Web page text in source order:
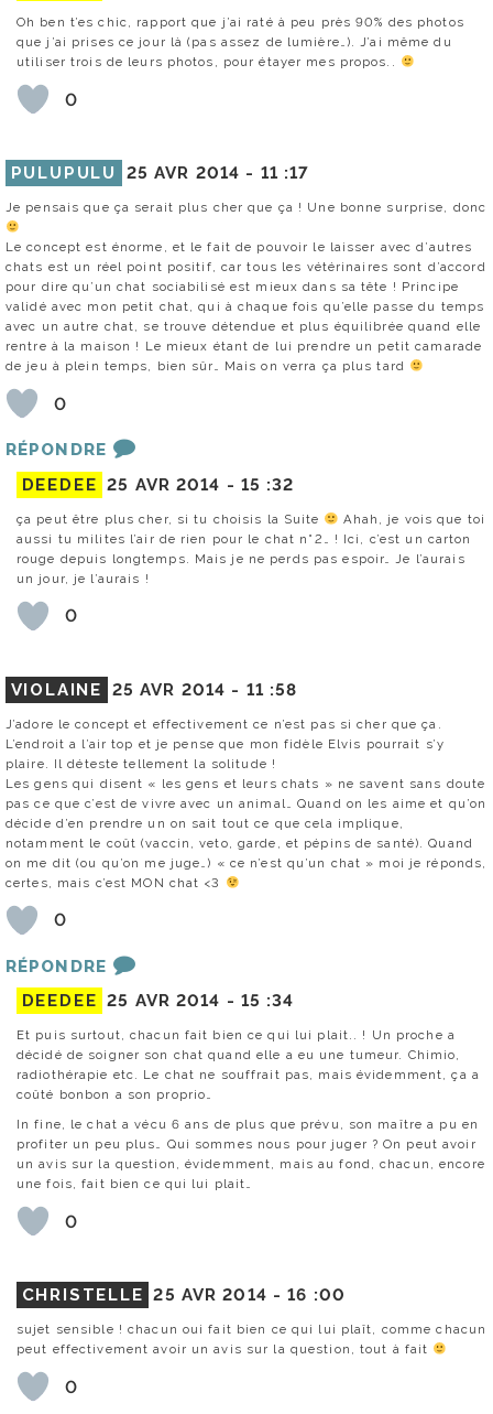
Oh ben t’es chic, rapport que j’ai raté à peu près 90% des photos
que j’ai prises ce jour là (pas assez de lumière…). J’ai même du
utiliser trois de leurs photos, pour étayer mes propos..
0
PULUPULU 25 AVR 2014 - 11 :17
Je pensais que ça serait plus cher que ça ! Une bonne surprise, donc
Le concept est énorme, et le fait de pouvoir le laisser avec d’autres
chats est un réel point positif, car tous les vétérinaires sont d’accord
pour dire qu’un chat sociabilisé est mieux dans sa tête ! Principe
validé avec mon petit chat, qui à chaque fois qu’elle passe du temps
avec un autre chat, se trouve détendue et plus équilibrée quand elle
rentre à la maison ! Le mieux étant de lui prendre un petit camarade
de jeu à plein temps, bien sûr… Mais on verra ça plus tard
0
RÉPONDRE
DEEDEE 25 AVR 2014 - 15 :32
ça peut être plus cher, si tu choisis la Suite
Ahah, je vois que toi
aussi tu milites l’air de rien pour le chat n°2… ! Ici, c’est un carton
rouge depuis longtemps. Mais je ne perds pas espoir… Je l’aurais
un jour, je l’aurais !
0
VIOLAINE 25 AVR 2014 - 11 :58
J’adore le concept et effectivement ce n’est pas si cher que ça.
L’endroit a l’air top et je pense que mon fidèle Elvis pourrait s’y
plaire. Il déteste tellement la solitude !
Les gens qui disent « les gens et leurs chats » ne savent sans doute
pas ce que c’est de vivre avec un animal… Quand on les aime et qu’on
décide d’en prendre un on sait tout ce que cela implique,
notamment le coût (vaccin, veto, garde, et pépins de santé). Quand
on me dit (ou qu’on me juge…) « ce n’est qu’un chat » moi je réponds,
certes, mais c’est MON chat <3
0
RÉPONDRE
DEEDEE 25 AVR 2014 - 15 :34
Et puis surtout, chacun fait bien ce qui lui plait.. ! Un proche a
décidé de soigner son chat quand elle a eu une tumeur. Chimio,
radiothérapie etc. Le chat ne souffrait pas, mais évidemment, ça a
coûté bonbon a son proprio…
In fine, le chat a vécu 6 ans de plus que prévu, son maître a pu en
profiter un peu plus… Qui sommes nous pour juger ? On peut avoir
un avis sur la question, évidemment, mais au fond, chacun, encore
une fois, fait bien ce qui lui plait…
0
CHRISTELLE 25 AVR 2014 -16 :00
sujet sensible ! chacun oui fait bien ce qui lui plaît, comme chacun
peut effectivement avoir un avis sur la question, tout à fait
0